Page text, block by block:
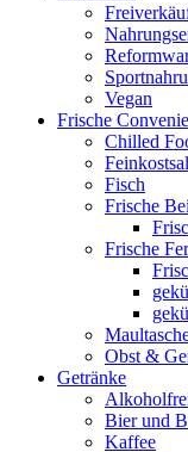
Vegan
Frische
Chilled
Fisch
Frische
Frische
Obst &
Getränke
Bier und
Kaffee